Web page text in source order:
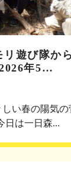
リ遊び隊から
年5…
い春の陽気の
日は一日森...